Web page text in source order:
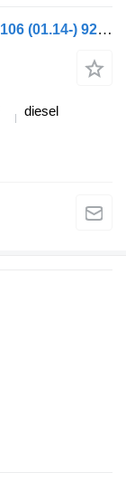
Accumulateur énergétique WABCO XF106 (01.14-) 9254811510 pour tracteur routier DAF XF106 (2014-)
diesel